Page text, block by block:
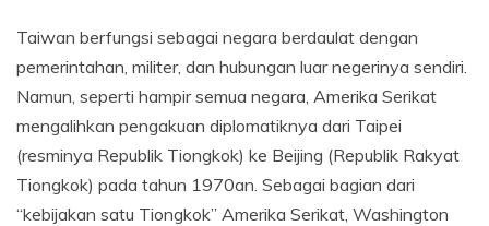
Taiwan berfungsi sebagai negara berdaulat dengan
pemerintahan, militer, dan hubungan luar negerinya sendiri.
Namun, seperti hampir semua negara, Amerika Serikat
mengalihkan pengakuan diplomatiknya dari Taipei
(resminya Republik Tiongkok) ke Beijing (Republik Rakyat
Tiongkok) pada tahun 1970an. Sebagai bagian dari
“kebijakan satu Tiongkok” Amerika Serikat, Washington